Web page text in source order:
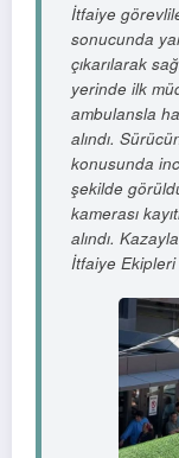
İtfaiye
sonucunda
çıkarılarak
yerinde ilk
ambulansla
alındı.
konusunda
şekilde
kamerası
alındı.
İtfaiye Ekipleri